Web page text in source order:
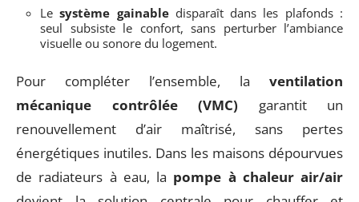
Lesystème gainabledisparaît dans les plafonds :
seul subsiste le confort, sans perturber l’ambiance
visuelle ou sonore du logement.
Pour compléter l’ensemble, la ventilation
mécanique contrôlée (VMC) garantit un
renouvellement d’air maîtrisé, sans pertes
énergétiques inutiles. Dans les maisons dépourvues
de radiateurs à eau, la pompe à chaleur air/air